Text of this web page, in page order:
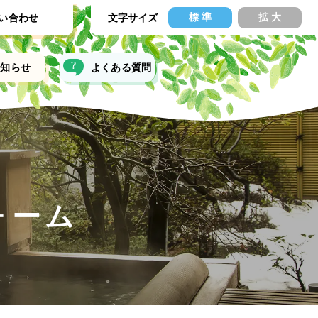
らせ よくある質問
合わせ 文字サイズ 標 準 拡 大
ーム